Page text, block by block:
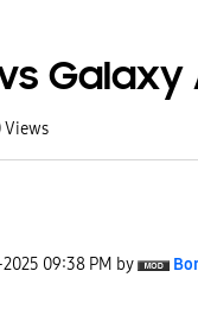
Galaxy
Views
09:38 PM by